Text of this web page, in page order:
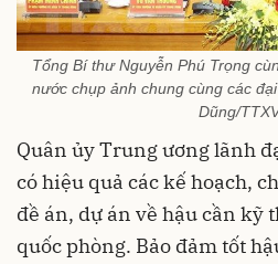
Tổng Bí thư Nguyễn Phú Trọng
nước chụp ảnh chung cùng các
Dũng/
Quân ủy Trung ương lãnh
có hiệu quả các kế hoạch,
đề án, dự án về hậu cần kỹ
quốc phòng. Bảo đảm tốt